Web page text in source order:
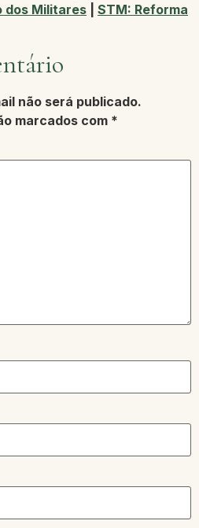
dos Militares
STM: Reforma
não será publicado.
marcados com *